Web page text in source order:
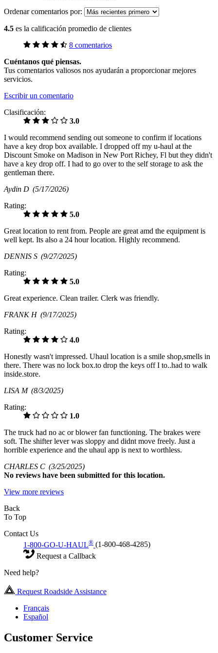
Ordenar comentarios por:
4.5 es la calificación promedio de clientes
8 comentarios
Cuéntanos qué piensas.
Tus comentarios valiosos nos ayudarán a proporcionar mejores
servicios.
Escribir un comentario
Clasificación:
3.0
I would recommend sending out someone to confirm if locations
have a key drop box available. I dropped off my u-haul at the
Discount Smoke on Madison in New Port Richey, Fl but they didn't
have a key drop off. I had to go over to the self storage to ask the
gentleman there.
Aydin D (5/17/2026)
Rating:
5.0
Great location to rent from. People are great amd the equipment is
well kept. Its also a 24 hour location. Highly recommend.
DENNIS S (9/27/2025)
Rating:
5.0
Great experience. Clean trailer. Clerk was friendly.
FRANK H (9/17/2025)
Rating:
4.0
Honestly wasn't impressed. Uhaul location is a smile shop,smells in
there. There was no lock box.to drop the keys off I to..had to walk
inside.store.
LISA M (8/3/2025)
Rating:
1.0
The truck had no ac or blower fan functioning. The brakes were
soft. The shifter lever was sloppy and didnt move freely. Just a
horrible experience and the uhaul app is next to worthless.
CHARLES C (3/25/2025)
No reviews have been submitted for this location.
View more reviews
Back
To Top
Contact Us
1-800-GO-U-HAUL® (1-800-468-4285)
Request a Callback
Need help?
Request Roadside Assistance
Français
Español
Customer Service